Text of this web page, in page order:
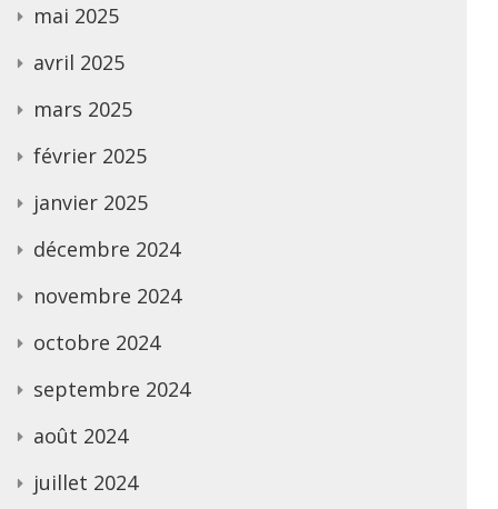
mai 2025
avril 2025
mars 2025
février 2025
janvier 2025
décembre 2024
novembre 2024
octobre 2024
septembre 2024
août 2024
juillet 2024